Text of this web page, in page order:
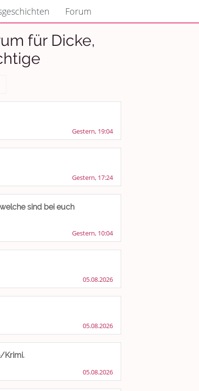
Forum
für Dicke,
Gestern, 19:04
Gestern, 17:24
sind bei euch
Gestern, 10:04
05.08.2026
05.08.2026
Krimi.
05.08.2026